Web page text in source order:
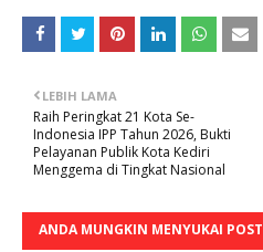
LEBIH LAMA
Raih Peringkat 21 Kota Se-
Indonesia IPP Tahun 2026, Bukti
Pelayanan Publik Kota Kediri
Menggema di Tingkat Nasional
ANDA MUNGKIN MENYUKAI